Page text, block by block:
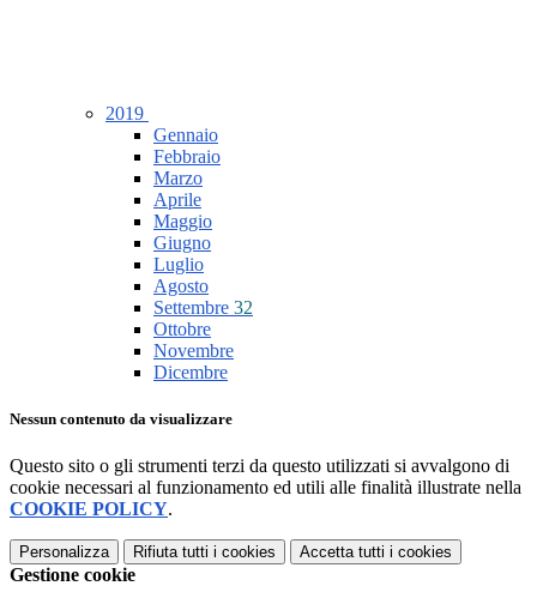
2019
Gennaio
Febbraio
Marzo
Aprile
Maggio
Giugno
Luglio
Agosto
Settembre 32
Ottobre
Novembre
Dicembre
Nessun contenuto da visualizzare
Questo sito o gli strumenti terzi da questo utilizzati si avvalgono di
cookie necessari al funzionamento ed utili alle finalità illustrate nella
COOKIE POLICY.
Personalizza Rifiuta tutti i cookies Accetta tutti i cookies
Gestione cookie